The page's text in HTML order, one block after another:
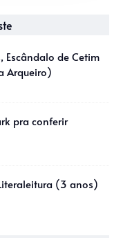
Escândalo de Cetim
Arqueiro)
pra conferir
(3 anos)